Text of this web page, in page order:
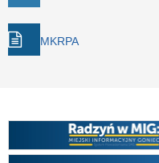
MKRPA